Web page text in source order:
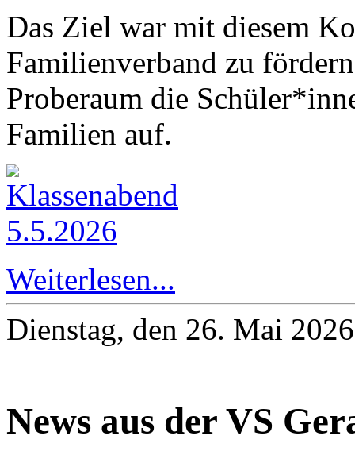
Das Ziel war mit diesem
Familienverband zu
Proberaum die
Familien auf.
Weiterlesen...
Dienstag, den 26. Mai
News aus der VS